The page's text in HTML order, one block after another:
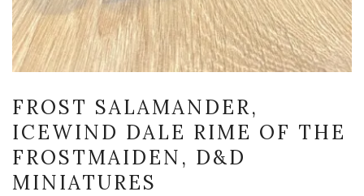
FROST SALAMANDER,
ICEWIND DALE RIME OF THE
FROSTMAIDEN, D&D
MINIATURES